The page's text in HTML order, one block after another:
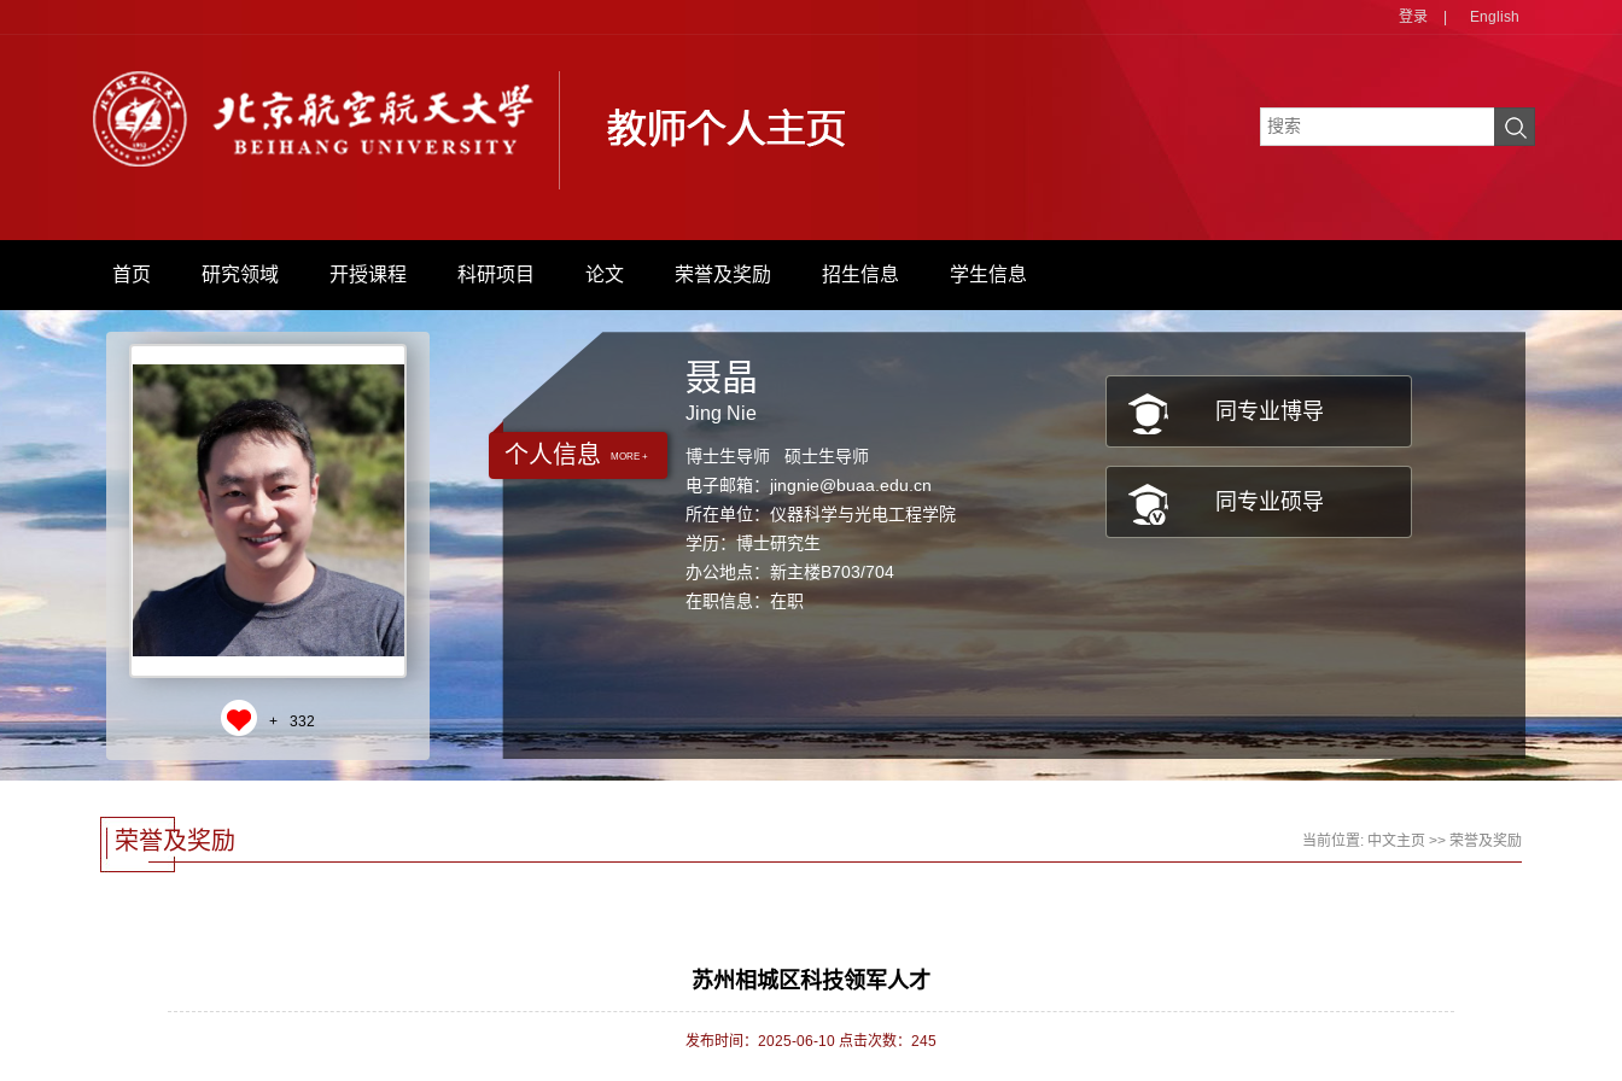
登录 English
首页 研究领域 开授课程 科研项目 论文 荣誉及奖励 招生信息 学生信息
+ 332
个人信息 MORE +
聂晶
Jing Nie
博士生导师 硕士生导师
电子邮箱： jingnie@buaa.edu.cn
所在单位：仪器科学与光电工程学院
学历：博士研究生
办公地点：新主楼B703/704
在职信息：在职
同专业博导
同专业硕导
荣誉及奖励 当前位置: 中文主页 >> 荣誉及奖励
苏州相城区科技领军人才
发布时间：2025-06-10 点击次数： 245